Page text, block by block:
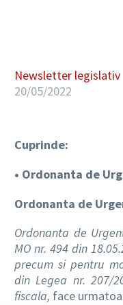
Newsletter legislativ
20/05/2022
Cuprinde:
• Ordonanta de
Ordonanta de
Ordonanta de
MO nr. 494 din
precum si pentru
din Legea nr. 207/
fiscala, face